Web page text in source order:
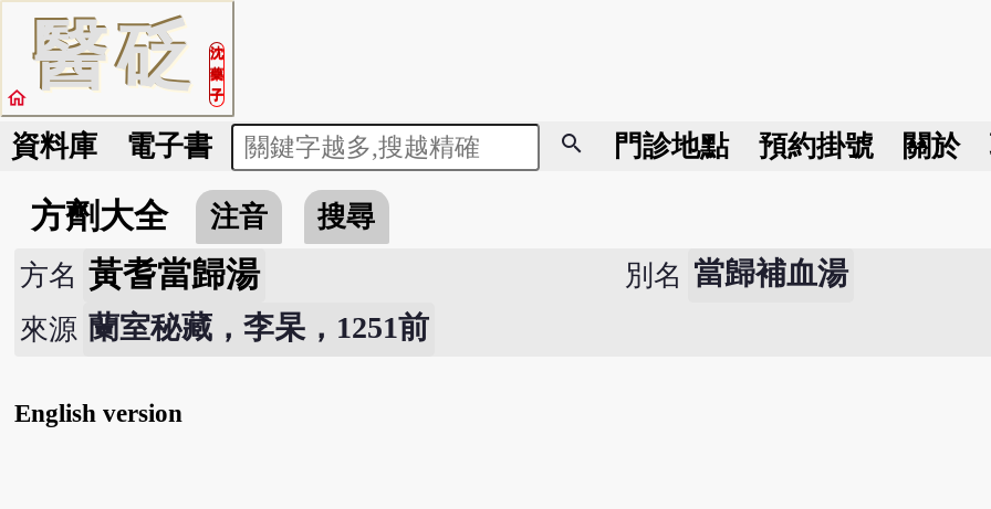
醫砭
沈
藥
子
home
資料庫 電子書 search 門診地點 預約掛號 關於
方劑大全 注音
搜尋
方名 黃耆當歸湯 別名 當歸補血湯
來源 蘭室秘藏，李杲，1251前
English version